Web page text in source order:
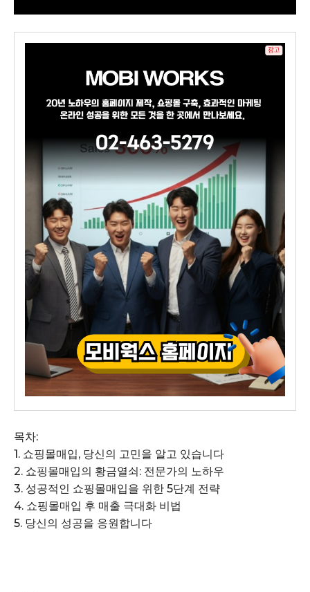
목차:
1. 쇼핑몰매입, 당신의 고민을 알고 있습니다
2. 쇼핑몰매입의 황금열쇠: 전문가의 노하우
3. 성공적인 쇼핑몰매입을 위한 5단계 전략
4. 쇼핑몰매입 후 매출 극대화 비법
5. 당신의 성공을 응원합니다